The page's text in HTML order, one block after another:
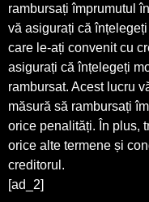
rambursați împrumutul
vă asigurați că
care le-ați convenit cu
asigurați că înțelegeți
rambursat. Acest lucru
măsură să rambursați
orice penalități. În plus,
orice alte termene și
creditorul.
[ad_2]